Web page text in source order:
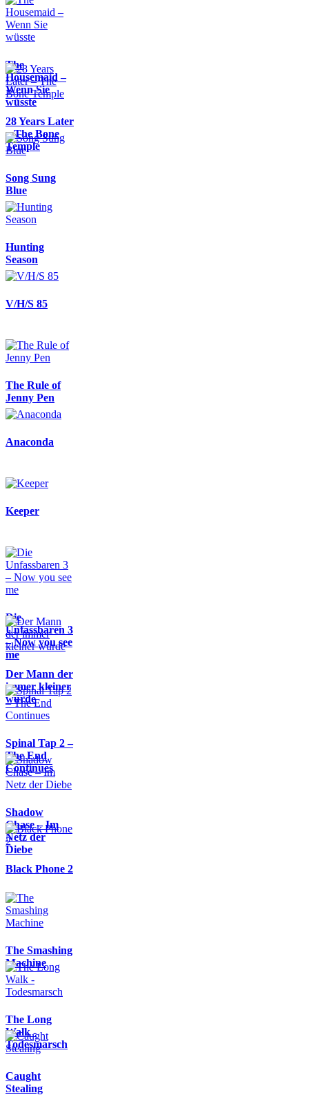
The
Housemaid –
Wenn Sie
wüsste
28 Years Later
– The Bone
Temple
Song Sung
Blue
Hunting
Season
V/H/S 85
The Rule of
Jenny Pen
Anaconda
Keeper
Die
Unfassbaren 3
– Now you see
me
Der Mann der
immer kleiner
wurde
Spinal Tap 2 –
The End
Continues
Shadow
Chase – Im
Netz der
Diebe
Black Phone 2
The Smashing
Machine
The Long
Walk -
Todesmarsch
Caught
Stealing